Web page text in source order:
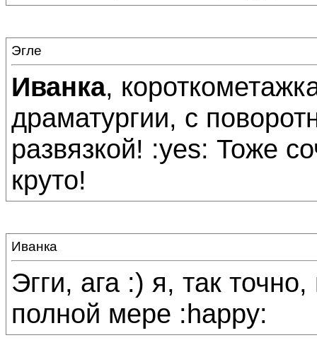
Эгле
Иванка,
драматургии, с
развязкой! :yes: Тоже
круто!
Иванка
Эгги, ага :) я, так
полной мере :happy: